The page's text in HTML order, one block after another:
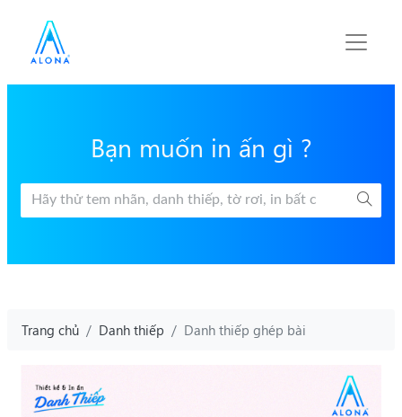
Bạn muốn in ấn gì ?
Trang chủ Danh thiếp Danh thiếp ghép bài